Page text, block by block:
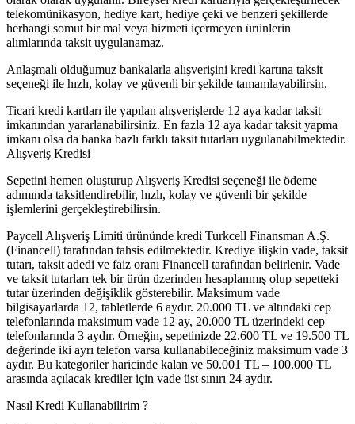
telekomünikasyon, hediye kart, hediye çeki ve benzeri şekillerde
herhangi somut bir mal veya hizmeti içermeyen ürünlerin
alımlarında taksit uygulanamaz.
Anlaşmalı olduğumuz bankalarla alışverişini kredi kartına taksit
seçeneği ile hızlı, kolay ve güvenli bir şekilde tamamlayabilirsin.
Ticari kredi kartları ile yapılan alışverişlerde 12 aya kadar taksit
imkanından yararlanabilirsiniz. En fazla 12 aya kadar taksit yapma
imkanı olsa da banka bazlı farklı taksit tutarları uygulanabilmektedir.
Alışveriş Kredisi
Sepetini hemen oluşturup Alışveriş Kredisi seçeneği ile ödeme
adımında taksitlendirebilir, hızlı, kolay ve güvenli bir şekilde
işlemlerini gerçekleştirebilirsin.
Paycell Alışveriş Limiti ürününde kredi Turkcell Finansman A.Ş.
(Financell) tarafından tahsis edilmektedir. Krediye ilişkin vade, taksit
tutarı, taksit adedi ve faiz oranı Financell tarafından belirlenir. Vade
ve taksit tutarları tek bir ürün üzerinden hesaplanmış olup sepetteki
tutar üzerinden değişiklik gösterebilir. Maksimum vade
bilgisayarlarda 12, tabletlerde 6 aydır. 20.000 TL ve altındaki cep
telefonlarında maksimum vade 12 ay, 20.000 TL üzerindeki cep
telefonlarında 3 aydır. Örneğin, sepetinizde 22.600 TL ve 19.500 TL
değerinde iki ayrı telefon varsa kullanabileceğiniz maksimum vade 3
aydır. Bu kategoriler haricinde kalan ve 50.001 TL – 100.000 TL
arasında açılacak krediler için vade üst sınırı 24 aydır.
Nasıl Kredi Kullanabilirim ?